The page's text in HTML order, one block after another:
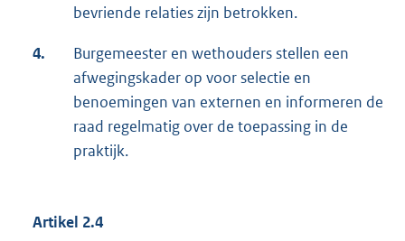
bevriende relaties zijn betrokken.
4.
Burgemeester en wethouders stellen een
afwegingskader op voor selectie en
benoemingen van externen en informeren de
raad regelmatig over de toepassing in de
praktijk.
Artikel 2.4